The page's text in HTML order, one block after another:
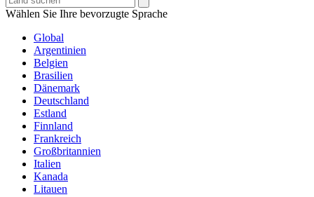
Wählen Sie Ihre bevorzugte Sprache
Global
Argentinien
Belgien
Brasilien
Dänemark
Deutschland
Estland
Finnland
Frankreich
Großbritannien
Italien
Kanada
Litauen